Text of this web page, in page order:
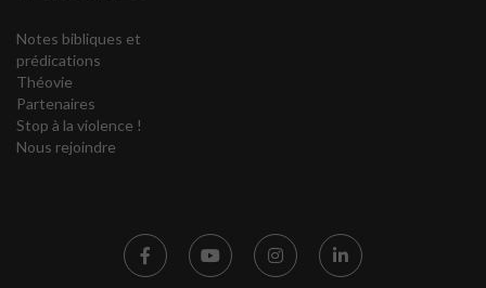
Notes bibliques et
prédications
Théovie
Partenaires
Stop à la violence !
Nous rejoindre